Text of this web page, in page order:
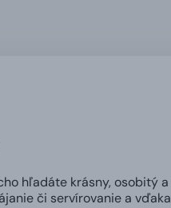
hľadáte krásny, osobitý a
či servírovanie a vďaka